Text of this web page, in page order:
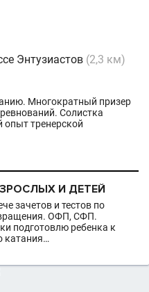
Энтузиастов (2,3 км)
Многократный призер
Солистка
тренерской
И ДЕТЕЙ
зачетов и тестов по
ОФП, СФП.
подготовлю ребенка к
катания…